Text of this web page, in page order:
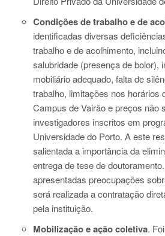
Condições de trabalho e de
identificadas diversas
trabalho e de acolhimento,
salubridade (presença de bolor),
mobiliário adequado, falta de
trabalho, limitações nos horários
Campus de Vairão e preços não
investigadores inscritos em
Universidade do Porto. A este
salientada a importância da
entrega de tese de
apresentadas preocupações
será realizada a contratação
pela instituição.
Mobilização e ação coletiva.